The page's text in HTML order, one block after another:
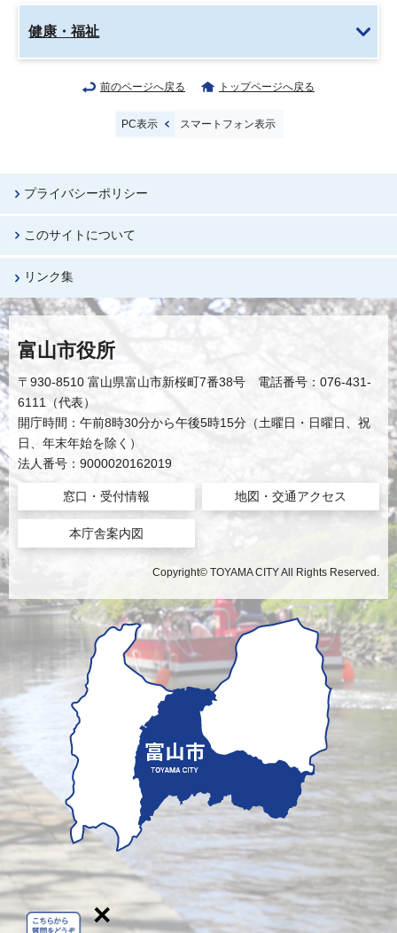
健康・福祉
前のページへ戻る トップページへ戻る
PC表示 スマートフォン表示
プライバシーポリシー
このサイトについて
リンク集
富山市役所
〒930-8510 富山県富山市新桜町7番38号 電話番号：076-431-
6111（代表）
開庁時間：午前8時30分から午後5時15分（土曜日・日曜日、祝
日、年末年始を除く）
法人番号：9000020162019
窓口・受付情報 地図・交通アクセス
本庁舎案内図
Copyright© TOYAMA CITY All Rights Reserved.
×